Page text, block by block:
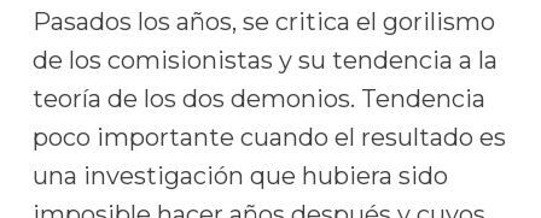
Pasados los años, se critica el gorilismo
de los comisionistas y su tendencia a la
teoría de los dos demonios. Tendencia
poco importante cuando el resultado es
una investigación que hubiera sido